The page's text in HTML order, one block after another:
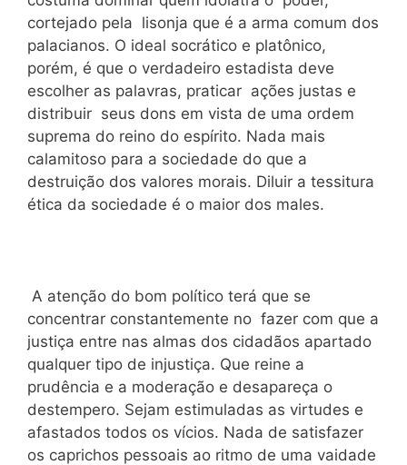
cortejado pela lisonja que é a arma comum dos
palacianos. O ideal socrático e platônico,
porém, é que o verdadeiro estadista deve
escolher as palavras, praticar ações justas e
distribuir seus dons em vista de uma ordem
suprema do reino do espírito. Nada mais
calamitoso para a sociedade do que a
destruição dos valores morais. Diluir a tessitura
ética da sociedade é o maior dos males.
A atenção do bom político terá que se
concentrar constantemente no fazer com que a
justiça entre nas almas dos cidadãos apartado
qualquer tipo de injustiça. Que reine a
prudência e a moderação e desapareça o
destempero. Sejam estimuladas as virtudes e
afastados todos os vícios. Nada de satisfazer
os caprichos pessoais ao ritmo de uma vaidade